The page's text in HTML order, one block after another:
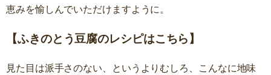
恵みを愉しんでいただけますように。
【ふきのとう豆腐のレシピはこちら】
見た目は派手さのない、というよりむしろ、こんなに地味